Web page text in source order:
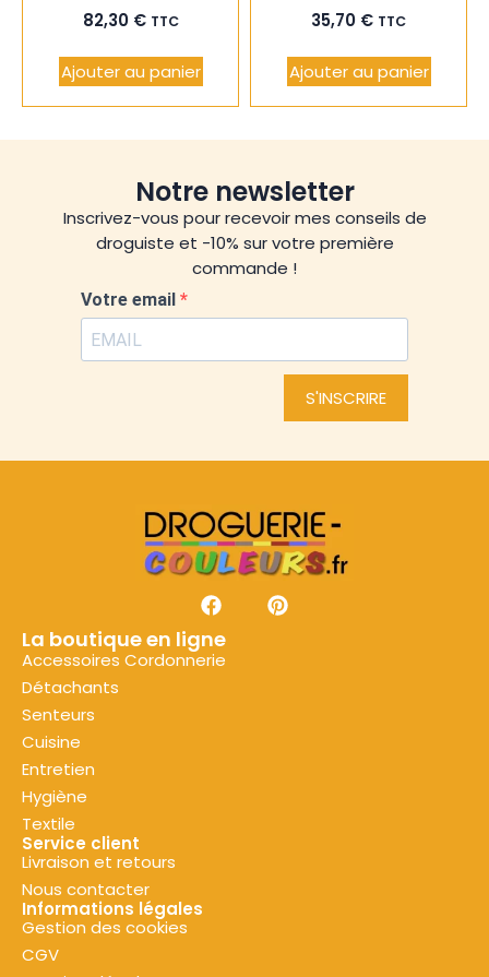
82,30 € TTC
Ajouter au panier
35,70 € TTC
Ajouter au panier
Notre newsletter
Inscrivez-vous pour recevoir mes conseils de
droguiste et -10% sur votre première
commande !
Votre email
S'INSCRIRE
La boutique en ligne
Accessoires Cordonnerie
Détachants
Senteurs
Cuisine
Entretien
Hygiène
Textile
Service client
Livraison et retours
Nous contacter
Informations légales
Gestion des cookies
CGV